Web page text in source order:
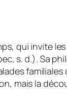
qui invite
s. d.). Sa
mais la